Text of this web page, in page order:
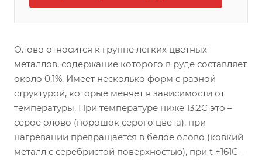
Олово относится к группе легких цветных
металлов, содержание которого в руде составляет
около 0,1%. Имеет несколько форм с разной
структурой, которые меняет в зависимости от
температуры. При температуре ниже 13,2С это –
серое олово (порошок серого цвета), при
нагревании превращается в белое олово (ковкий
металл с серебристой поверхностью), при t +161C –